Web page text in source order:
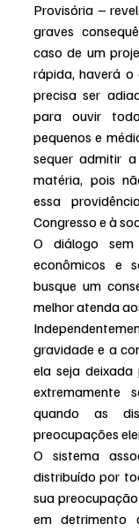
Provisória –
graves
caso de um
rápida, haverá
precisa ser
para ouvir
pequenos e
sequer admitir
matéria, pois
essa
Congresso e à
O diálogo
econômicos e
busque um
melhor atenda
gravidade e a
ela seja
extremamente
quando as
preocupações
O sistema
distribuído por
sua
em detrimento